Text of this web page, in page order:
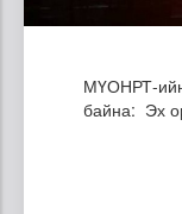
МҮОНРТ-
байна: Эх